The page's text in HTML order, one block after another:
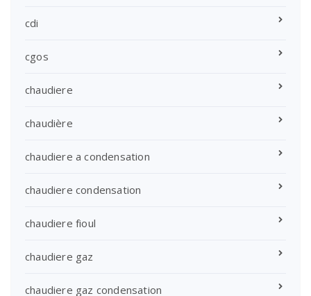
cdi
cgos
chaudiere
chaudière
chaudiere a condensation
chaudiere condensation
chaudiere fioul
chaudiere gaz
chaudiere gaz condensation